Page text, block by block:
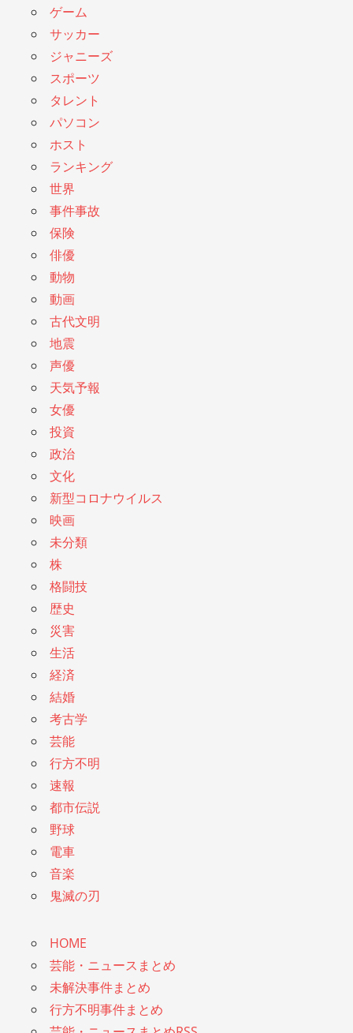
ゲーム
サッカー
ジャニーズ
スポーツ
タレント
パソコン
ホスト
ランキング
世界
事件事故
保険
俳優
動物
動画
古代文明
地震
声優
天気予報
女優
投資
政治
文化
新型コロナウイルス
映画
未分類
株
格闘技
歴史
災害
生活
経済
結婚
考古学
芸能
行方不明
速報
都市伝説
野球
電車
音楽
鬼滅の刃
HOME
芸能・ニュースまとめ
未解決事件まとめ
行方不明事件まとめ